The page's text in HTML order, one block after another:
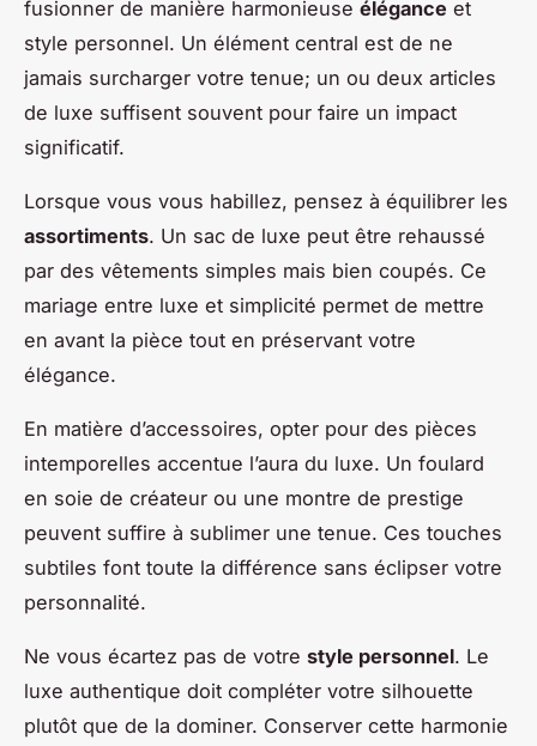
fusionner de manière harmonieuse élégance et
style personnel. Un élément central est de ne
jamais surcharger votre tenue; un ou deux articles
de luxe suffisent souvent pour faire un impact
significatif.
Lorsque vous vous habillez, pensez à équilibrer les
assortiments. Un sac de luxe peut être rehaussé
par des vêtements simples mais bien coupés. Ce
mariage entre luxe et simplicité permet de mettre
en avant la pièce tout en préservant votre
élégance.
En matière d’accessoires, opter pour des pièces
intemporelles accentue l’aura du luxe. Un foulard
en soie de créateur ou une montre de prestige
peuvent suffire à sublimer une tenue. Ces touches
subtiles font toute la différence sans éclipser votre
personnalité.
Ne vous écartez pas de votre style personnel. Le
luxe authentique doit compléter votre silhouette
plutôt que de la dominer. Conserver cette harmonie